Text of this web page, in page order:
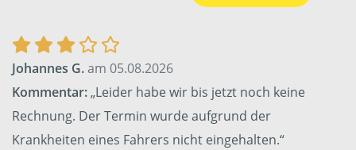
Johannes G.am 05.08.2026
Kommentar:„Leider habe wir bis jetzt noch keine
Rechnung. Der Termin wurde aufgrund der
Krankheiten eines Fahrers nicht eingehalten.“